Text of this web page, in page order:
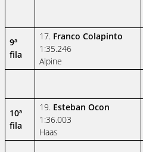
9ª
fila
17. Franco Colapinto
1:35.246
Alpine
10ª
fila
19. Esteban Ocon
1:36.003
Haas